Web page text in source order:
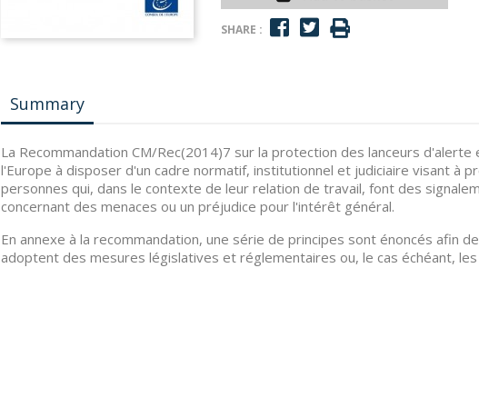
SHARE :
Summary
La Recommandation CM/Rec(2014)7 sur la protection des lanceurs
l'Europe à disposer d'un cadre normatif, institutionnel et judiciaire visant à
personnes qui, dans le contexte de leur relation de travail, font des
concernant des menaces ou un préjudice pour l'intérêt général.
En annexe à la recommandation, une série de principes sont énoncés afin
adoptent des mesures législatives et réglementaires ou, le cas échéant,